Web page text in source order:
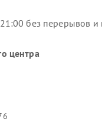
без перерывов
центра